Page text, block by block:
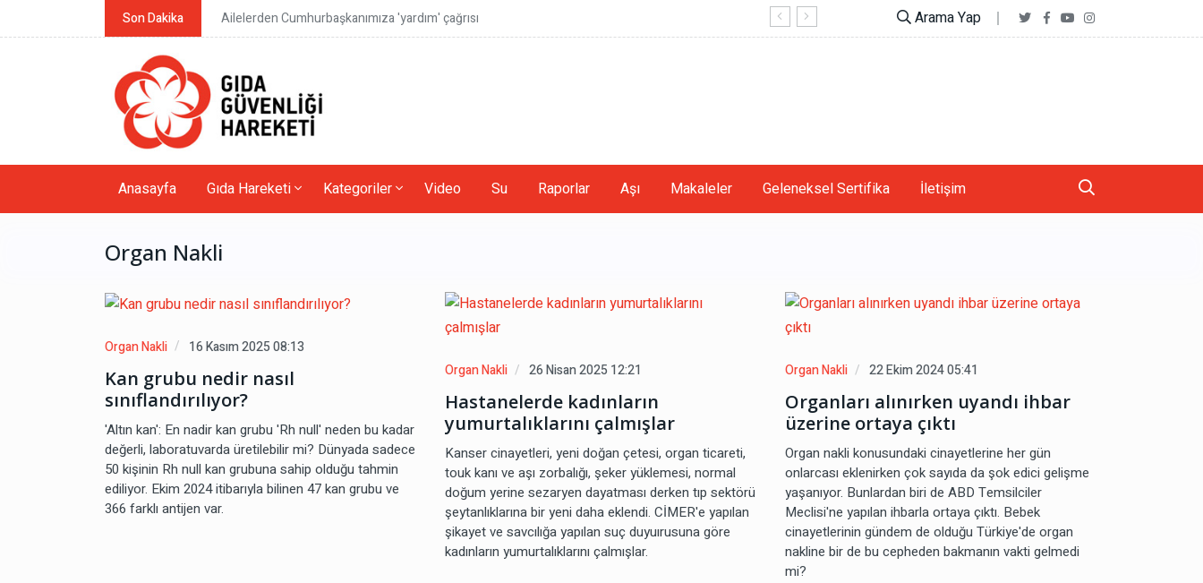
Son Dakika Ailelerden Cumhurbaşkanımıza 'yardım' çağrısı Telefonlar vücudunuzun şeklini nasıl değiştiriyor?
Arama Yap
Anasayfa Gıda Hareketi Kategoriler Video Su Raporlar Aşı Makaleler Geleneksel Sertifika İletişim
Organ Nakli
Organ Nakli 16 Kasım 2025 08:13
Kan grubu nedir nasıl
sınıflandırılıyor?
'Altın kan': En nadir kan grubu 'Rh null' neden bu kadar
değerli, laboratuvarda üretilebilir mi? Dünyada sadece
50 kişinin Rh null kan grubuna sahip olduğu tahmin
ediliyor. Ekim 2024 itibarıyla bilinen 47 kan grubu ve
366 farklı antijen var.
Organ Nakli 26 Nisan 2025 12:21
Hastanelerde kadınların
yumurtalıklarını çalmışlar
Kanser cinayetleri, yeni doğan çetesi, organ ticareti,
touk kanı ve aşı zorbalığı, şeker yüklemesi, normal
doğum yerine sezaryen dayatması derken tıp sektörü
şeytanlıklarına bir yeni daha eklendi. CİMER'e yapılan
şikayet ve savcılığa yapılan suç duyuırusuna göre
kadınların yumurtalıklarını çalmışlar.
Organ Nakli 22 Ekim 2024 05:41
Organları alınırken uyandı ihbar
üzerine ortaya çıktı
Organ nakli konusundaki cinayetlerine her gün
onlarcası eklenirken çok sayıda da şok edici gelişme
yaşanıyor. Bunlardan biri de ABD Temsilciler
Meclisi'ne yapılan ihbarla ortaya çıktı. Bebek
cinayetlerinin gündem de olduğu Türkiye'de organ
nakline bir de bu cepheden bakmanın vakti gelmedi
mi?